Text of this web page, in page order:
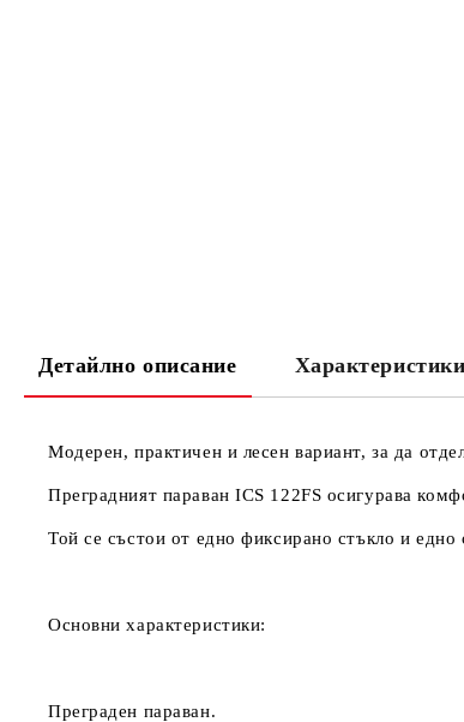
Детайлно описание Характеристики
Модерен, практичен и лесен вариант, за да
Преградният параванICS 122FS осигурава
Той се състои от едно фиксирано стъкло и
Основни характеристики:
Преграден параван.